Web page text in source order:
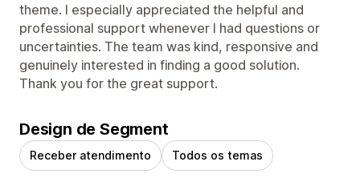
theme. I especially appreciated the helpful and
professional support whenever I had questions or
uncertainties. The team was kind, responsive and
genuinely interested in finding a good solution.
Thank you for the great support.
Design de Segment
Receber atendimento Todos os temas